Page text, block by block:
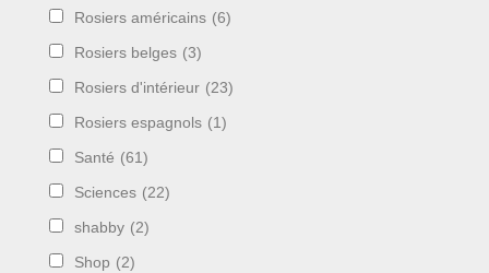
Rosiers américains (6)
Rosiers belges (3)
Rosiers d'intérieur (23)
Rosiers espagnols (1)
Santé (61)
Sciences (22)
shabby (2)
Shop (2)